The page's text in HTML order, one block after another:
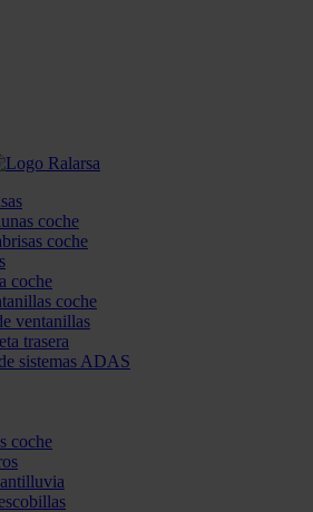
coche
coche
coche
coche
ventanillas
trasera
sistemas ADAS
coche